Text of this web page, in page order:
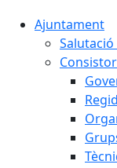
Ajuntament